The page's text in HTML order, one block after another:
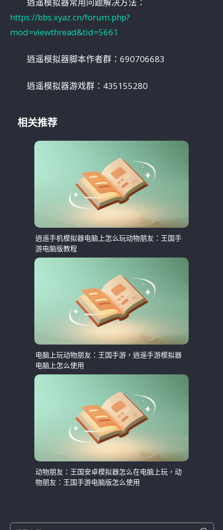
https://bbs.xyaz.cn/forum.php?
mod=viewthread&tid=5661
逍遥模拟器脚本作者群：690706683
逍遥模拟器游戏群：435155280
相关推荐
逍遥手机模拟器电脑上怎么玩动物朋友：王国手
游电脑版教程
电脑上玩动物朋友：王国手游，逍遥手游模拟器
电脑上怎么使用
动物朋友：王国安卓模拟器怎么在电脑上玩，动
物朋友：王国手游电脑版怎么使用